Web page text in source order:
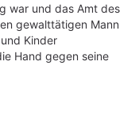
war und das Amt des
gewalttätigen Mann
Kinder
Hand gegen seine